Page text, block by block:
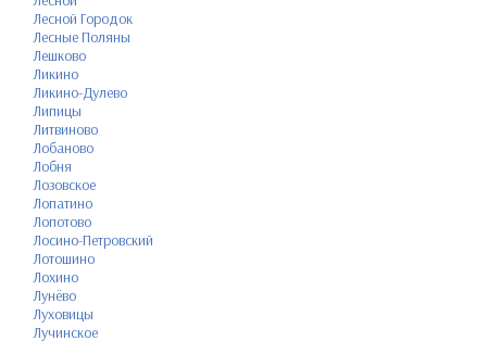
Лесной Городок
Лесные Поляны
Лешково
Ликино
Ликино-Дулево
Липицы
Литвиново
Лобаново
Лобня
Лозовское
Лопатино
Лопотово
Лосино-Петровский
Лотошино
Лохино
Лунёво
Луховицы
Лучинское